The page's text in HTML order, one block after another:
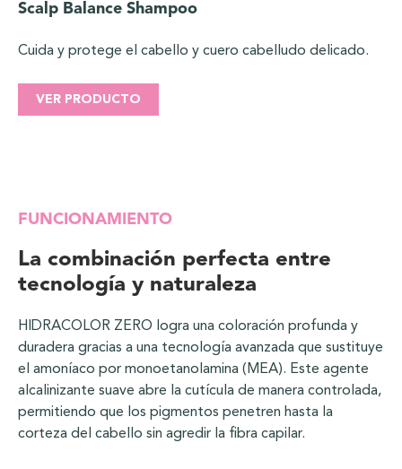
Scalp Balance Shampoo
Cuida y protege el cabello y cuero cabelludo delicado.
VER PRODUCTO
FUNCIONAMIENTO
La combinación perfecta entre
tecnología y naturaleza
HIDRACOLOR ZERO logra una coloración profunda y
duradera gracias a una tecnología avanzada que sustituye
el amoníaco por monoetanolamina (MEA). Este agente
alcalinizante suave abre la cutícula de manera controlada,
permitiendo que los pigmentos penetren hasta la
corteza del cabello sin agredir la fibra capilar.